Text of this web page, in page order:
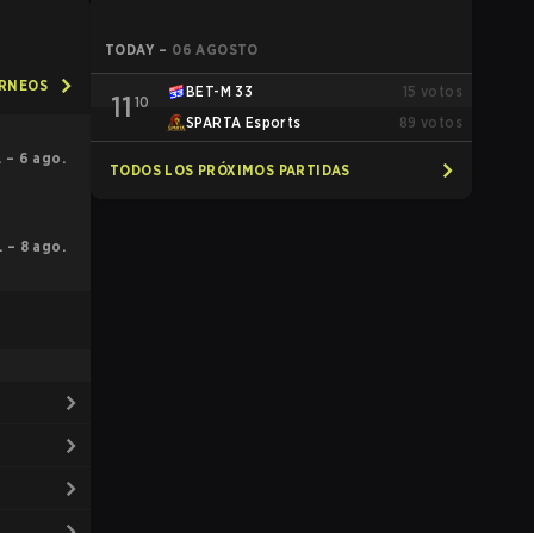
– 6 ago.
– 8 ago.
TODAY – 06 AGOSTO
11 10
BET-M 33 15 votos
SPARTA Esports
89 votos
TODOS LOS PRÓXIMOS PARTIDAS